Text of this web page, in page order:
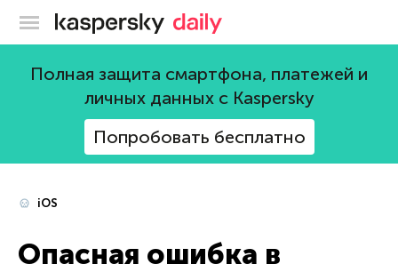
Блог Касперского
Полная защита смартфона, платежей и
личных данных с Kaspersky
Попробовать бесплатно
iOS
Опасная ошибка в